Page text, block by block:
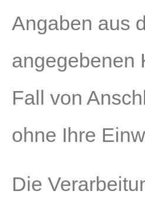
Angaben aus
angegebenen
Fall von
ohne Ihre
Die